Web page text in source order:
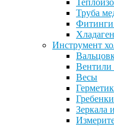
Труба
Инструмент
Весы
Зеркала